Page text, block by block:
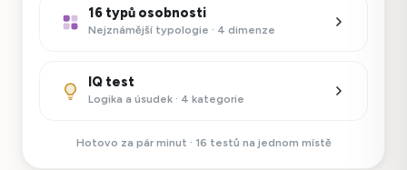
16 typů osobnosti
Nejznámější typologie · 4 dimenze
IQ test
Logika a úsudek · 4 kategorie
Hotovo za pár minut · 16 testů na jednom místě